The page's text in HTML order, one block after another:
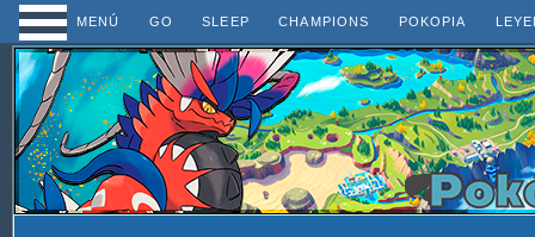
MENÚ GO SLEEP CHAMPIONS POKOPIA